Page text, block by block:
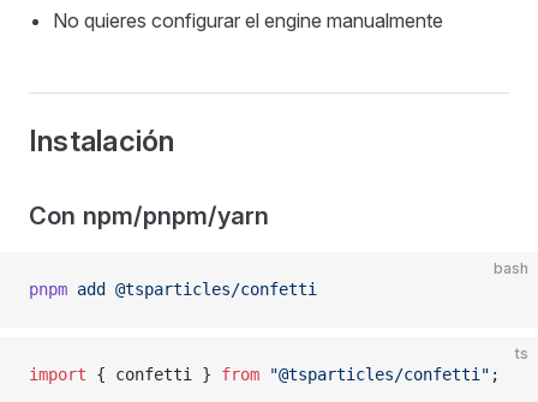
No quieres configurar el engine manualmente
Instalación
Con npm/pnpm/yarn
bash
pnpm add @tsparticles/confetti
ts
import { confetti } from "@tsparticles/confetti" ;